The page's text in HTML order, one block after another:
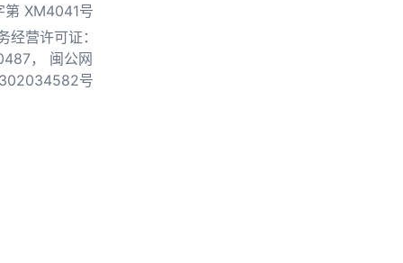
第 XM4041号
经营许可证：
，
闽公网
号